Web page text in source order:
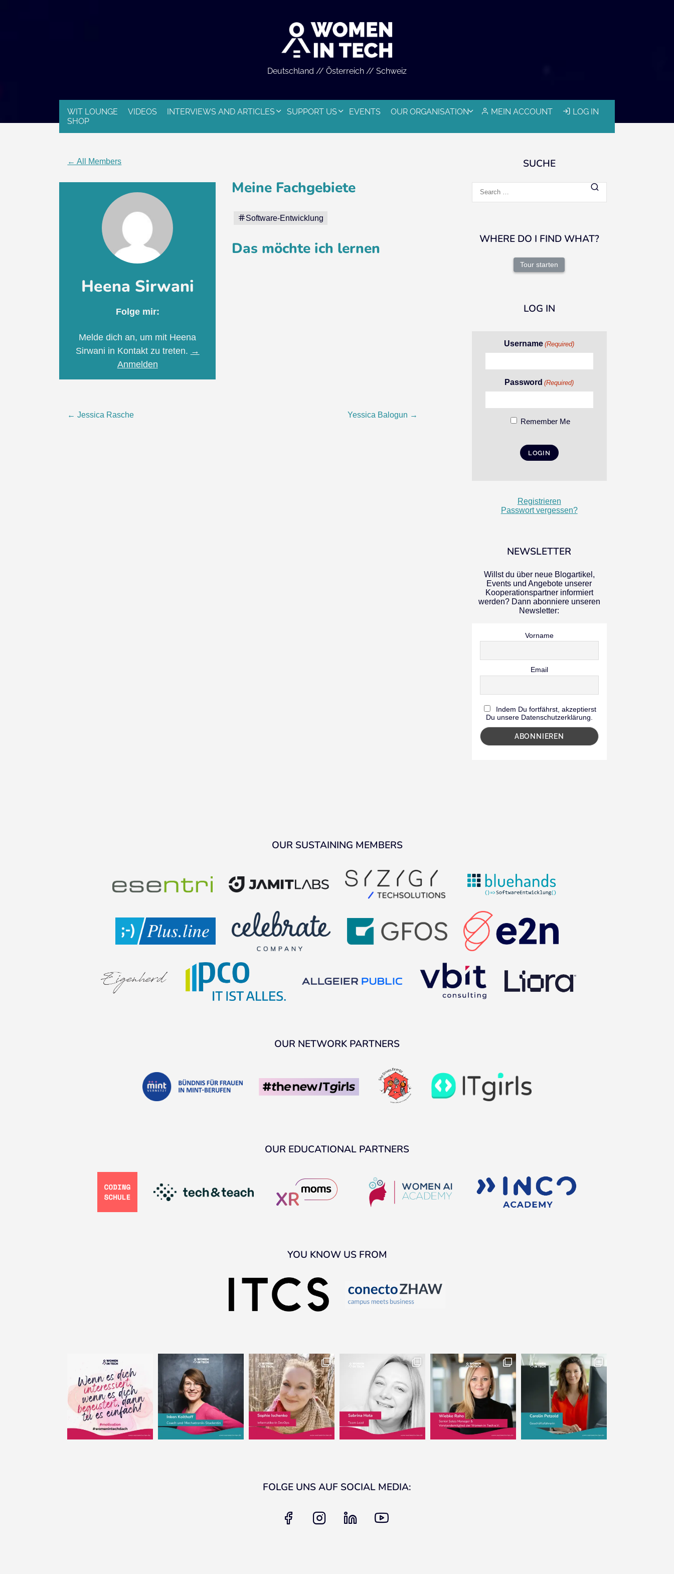
Deutschland // Österreich // Schweiz
MEIN ACCOUNT LOG IN
WIT LOUNGE VIDEOS INTERVIEWS AND ARTICLES SUPPORT US EVENTS
OUR ORGANISATION
SHOP
← All Members
Heena Sirwani
Folge mir:
Melde dich an, um mit Heena
Sirwani in Kontakt zu treten. →
Anmelden
Meine Fachgebiete
Software-Entwicklung
Das möchte ich lernen
Post
← Jessica Rasche Yessica Balogun →
SUCHE
for:
WHERE DO I FIND WHAT?
Tour starten
LOG IN
Username (Required)
Password (Required)
Remember Me
Registrieren
Passwort vergessen?
NEWSLETTER
Willst du über neue Blogartikel,
Events und Angebote unserer
Kooperationspartner informiert
werden? Dann abonniere unseren
Newsletter:
Vorname
Email
Indem Du fortfährst, akzeptierst
Du unsere Datenschutzerklärung.
OUR SUSTAINING MEMBERS
OUR NETWORK PARTNERS
OUR EDUCATIONAL PARTNERS
YOU KNOW US FROM
FOLGE UNS AUF SOCIAL MEDIA:
facebook instagram